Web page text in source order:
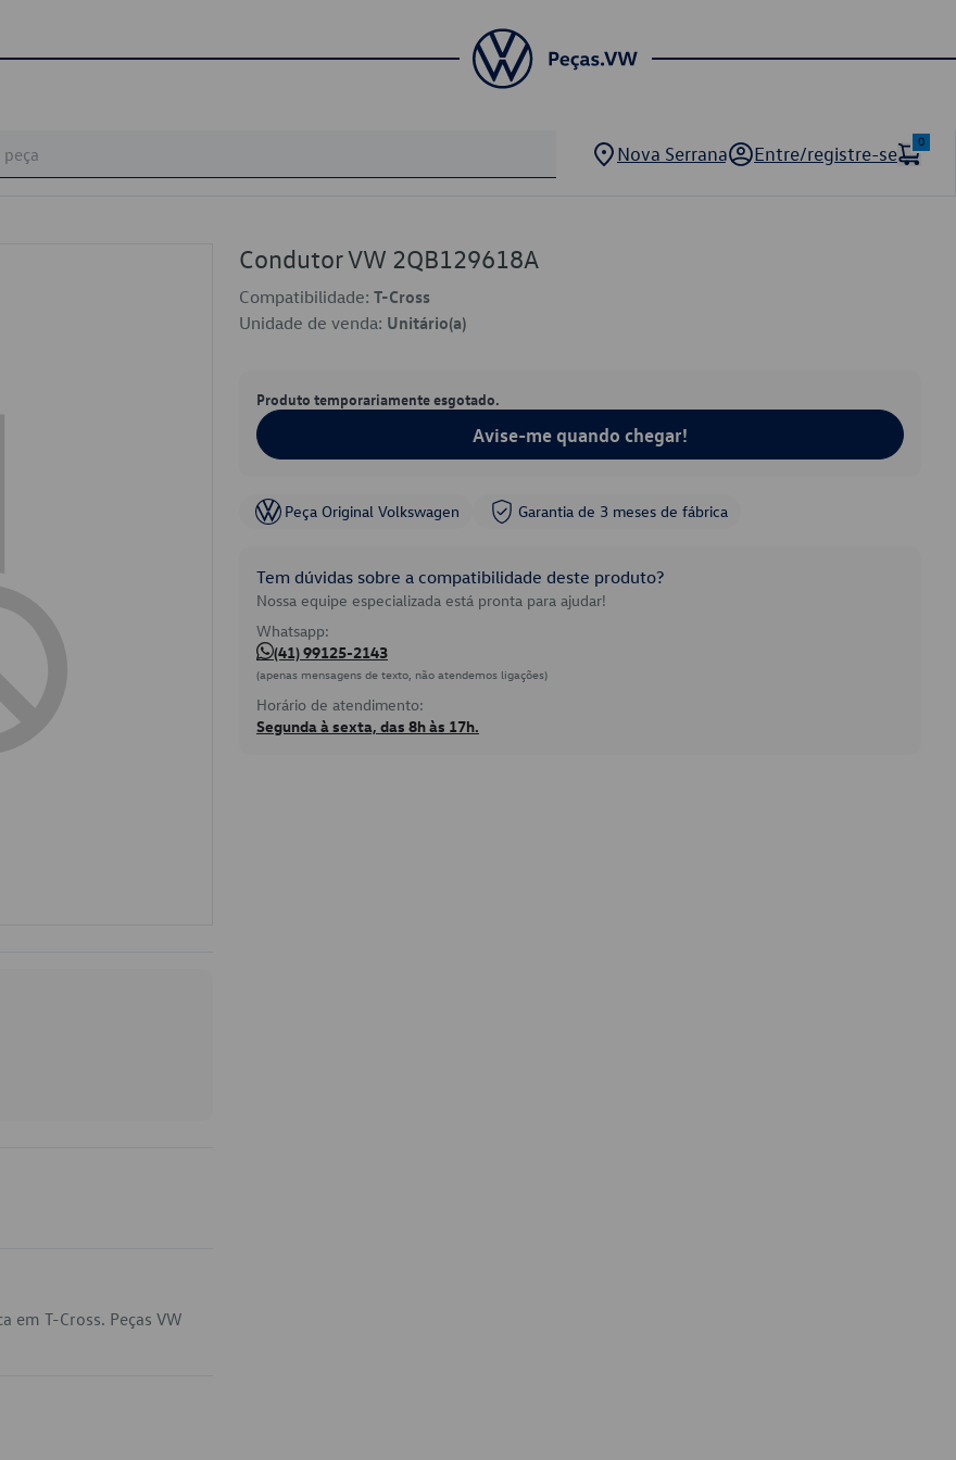
Nova Serrana Entre/registre-se
0
T-Cross. Peças VW
Condutor VW 2QB129618A
Compatibilidade: T-Cross
Unidade de venda: Unitário(a)
Produto temporariamente esgotado.
Avise-me quando chegar!
Peça Original Volkswagen Garantia de 3 meses de fábrica
Tem dúvidas sobre a compatibilidade deste produto?
Nossa equipe especializada está pronta para ajudar!
Whatsapp:
(41) 99125-2143
(apenas mensagens de texto, não atendemos ligações)
Horário de atendimento:
Segunda à sexta, das 8h às 17h.